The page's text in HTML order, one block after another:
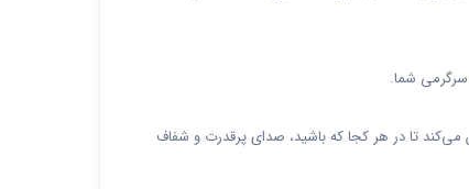
شما.
می‌کند تا در هر کجا که باشید، صدای پرقدرت و شفاف